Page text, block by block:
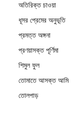
অতিরিক্ত চাওয়া
ধূসর প্রেমের অনুভূতি
প্রমত্ত অঙ্গনা
প্রণয়াসক্ত পূর্ণিমা
শিমুল ফুল
তোমাতে আসক্ত আমি
তোলপাড়